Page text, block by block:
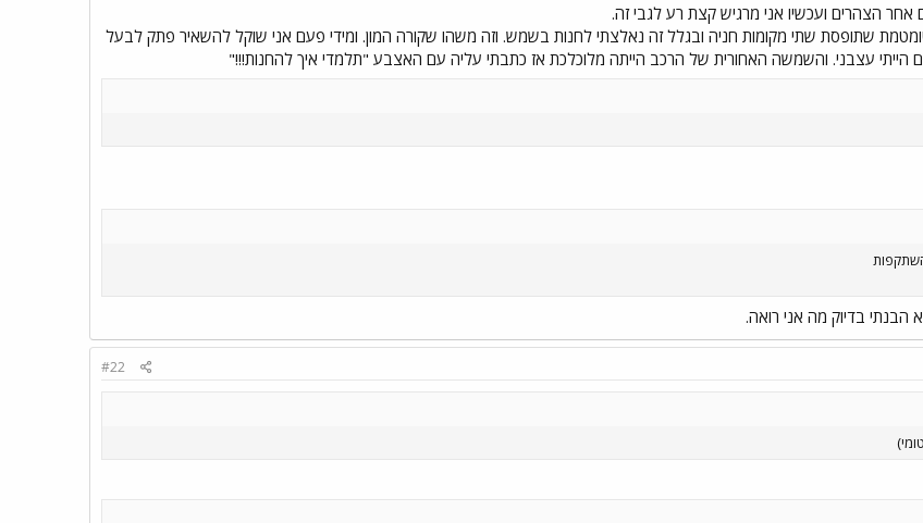
הצהרים ועכשיו אני מרגיש קצת רע לגבי זה.
שתופסת שתי מקומות חניה ובגלל זה נאלצתי לחנות בשמש. וזה משהו שקורה המון. ומידי פעם אני שוקל להשאיר פתק לבעל
הייתי עצבני. והשמשה האחורית של הרכב הייתה מלוכלכת אז כתבתי עליה עם האצבע "תלמדי איך להחנות!!!"
הבנתי בדיוק מה אני רואה.
#22